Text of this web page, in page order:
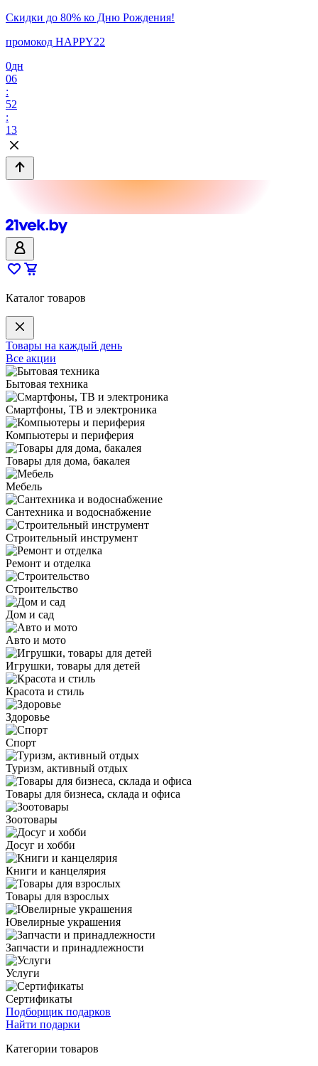
Скидки до 80% ко Дню Рождения!
промокод HAPPY22
0дн
06
:
52
:
13
Каталог товаров
Товары на каждый день
Все акции
Бытовая техника
Смартфоны, ТВ и электроника
Компьютеры и периферия
Товары для дома, бакалея
Мебель
Сантехника и водоснабжение
Строительный инструмент
Ремонт и отделка
Строительство
Дом и сад
Авто и мото
Игрушки, товары для детей
Красота и стиль
Здоровье
Спорт
Туризм, активный отдых
Товары для бизнеса, склада и офиса
Зоотовары
Досуг и хобби
Книги и канцелярия
Товары для взрослых
Ювелирные украшения
Запчасти и принадлежности
Услуги
Сертификаты
Подборщик подарков
Найти подарки
Категории товаров